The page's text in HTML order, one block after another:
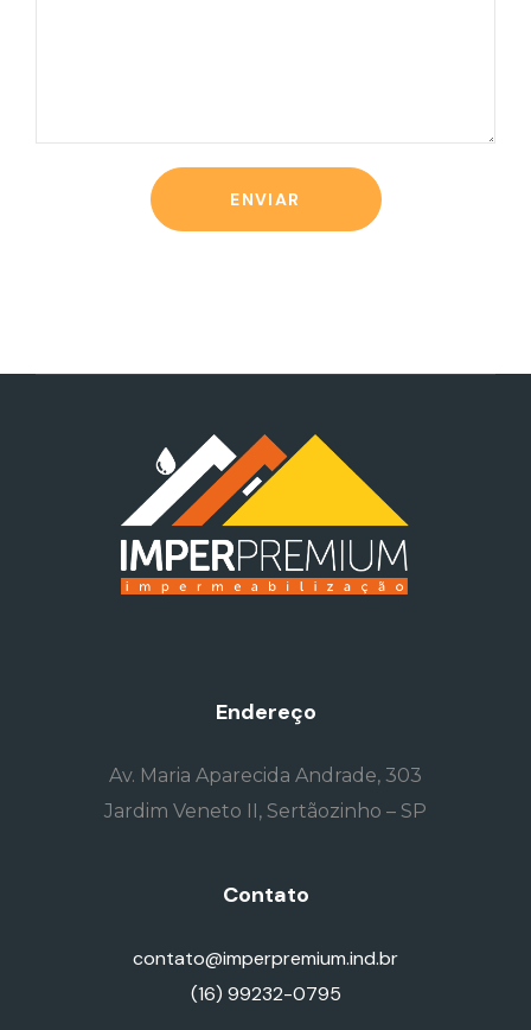
ENVIAR
Endereço
Av. Maria Aparecida Andrade, 303
Jardim Veneto II, Sertãozinho – SP
Contato
contato@imperpremium.ind.br
(16) 99232-0795